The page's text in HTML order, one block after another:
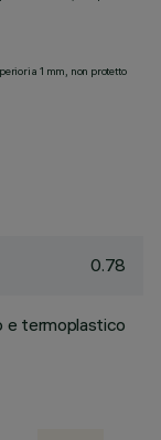
a 1 mm, non protetto
0.78
e termoplastico